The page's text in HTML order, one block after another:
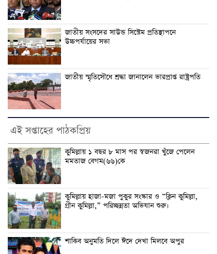
জাতীয় সংসদের সাউন্ড সিস্টেম প্রতিস্থাপনে
উচ্চপর্যায়ের সভা
জাতীয় স্মৃতিসৌধে শ্রদ্ধা জানালেন ভারপ্রাপ্ত রাষ্ট্রপতি
এই সপ্তাহের পাঠকপ্রিয়
কুমিল্লায় ১ বছর ৮ মাস পর স্বজনরা খুঁজে পেলেন
মমতাজ বেগম(৬৬)কে
কুমিল্লায় হাজা-মজা পুকুর সংস্কার ও “ক্লিন কুমিল্লা,
গ্রীন কুমিল্লা,” পরিচ্ছন্নতা অভিযান শুরু।
শাকিব অনুমতি দিলে ঈদে দেখা মিলবে অপুর